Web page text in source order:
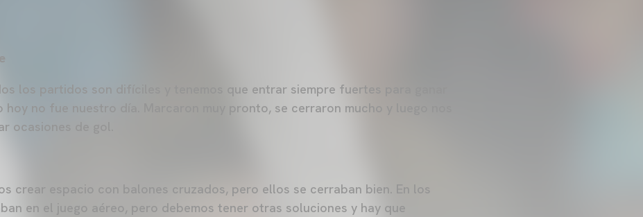
los partidos son difíciles y tenemos que entrar siempre fuertes para ganar
no fue nuestro día. Marcaron muy pronto, se cerraron mucho y luego nos
ocasiones de gol.
crear espacio con balones cruzados, pero ellos se cerraban bien. En los
en el juego aéreo, pero debemos tener otras soluciones y hay que